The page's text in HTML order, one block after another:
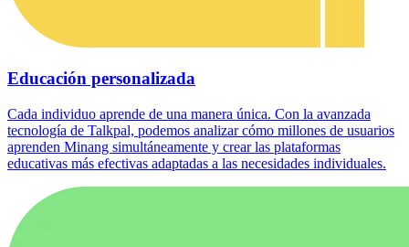
Educación personalizada
Cada individuo aprende de una manera única. Con la avanzada
tecnología de Talkpal, podemos analizar cómo millones de usuarios
aprenden Minang simultáneamente y crear las plataformas
educativas más efectivas adaptadas a las necesidades individuales.